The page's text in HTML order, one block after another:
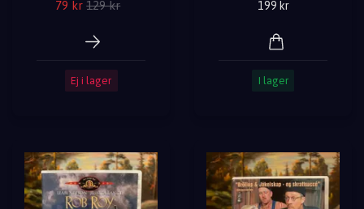
79 kr 129 kr
Ej i lager
199 kr
I lager